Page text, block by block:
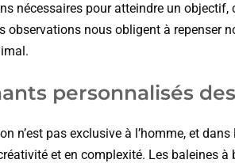
nécessaires pour atteindre un
observations nous obligent à repenser
personnalisés
n’est pas exclusive à l’homme, et
et en complexité. Les baleines